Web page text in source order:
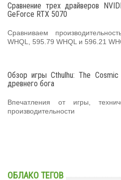
Сравнение трех драйверов
GeForce RTX 5070
Сравниваем
WHQL, 595.79 WHQL и 596.21
Обзор игры Cthulhu: The
древнего бога
Впечатления от игры,
производительности
ОБЛАКО ТЕГОВ